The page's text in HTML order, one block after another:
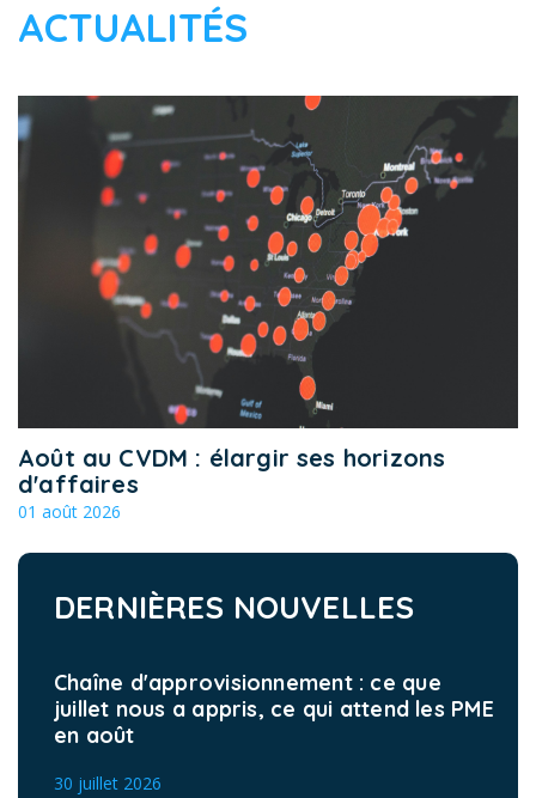
ACTUALITÉS
Août au CVDM : élargir ses horizons
d'affaires
01 août 2026
DERNIÈRES NOUVELLES
Chaîne d'approvisionnement : ce que
juillet nous a appris, ce qui attend les PME
en août
30 juillet 2026